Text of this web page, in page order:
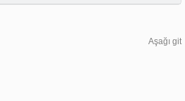
Aşağı git